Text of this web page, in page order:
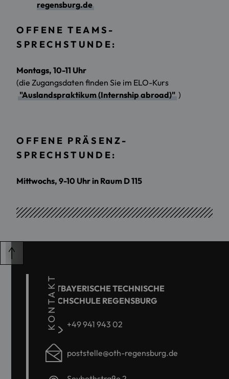
regensburg.de
OFFENE TEAMS-
SPRECHSTUNDE:
Montags, 10-11 Uhr
(die Zugangsdaten finden Sie im ELO-Kurs
"Auslandspraktikum (Internship abroad)" )
OFFENE PRÄSENZ-
SPRECHSTUNDE:
Mittwochs, 9-10 Uhr in Raum D 115
KONTAKT
OSTBAYERISCHE TECHNISCHE
HOCHSCHULE REGENSBURG
+49 941 943 02
poststelle@oth-regensburg.de